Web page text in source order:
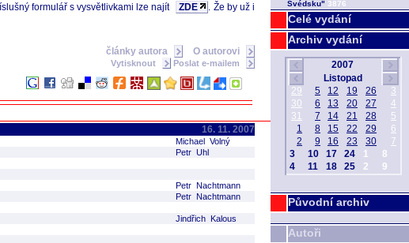
Celé vydání
Archiv vydání
Původní archiv
Autoři
formulář s vysvětlivkami lze najít ZDE
. Že by už i
články autora
O autorovi
Vytisknout Poslat e-mailem
16. 11. 2007
Michael Volný
Petr Uhl
Petr Nachtmann
Petr Nachtmann
Jindřich Kalous